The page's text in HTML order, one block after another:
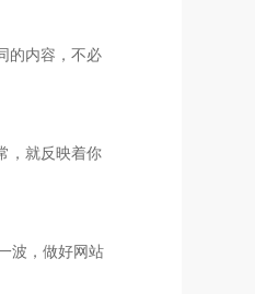
的内容，不必
，就反映着你
波，做好网站